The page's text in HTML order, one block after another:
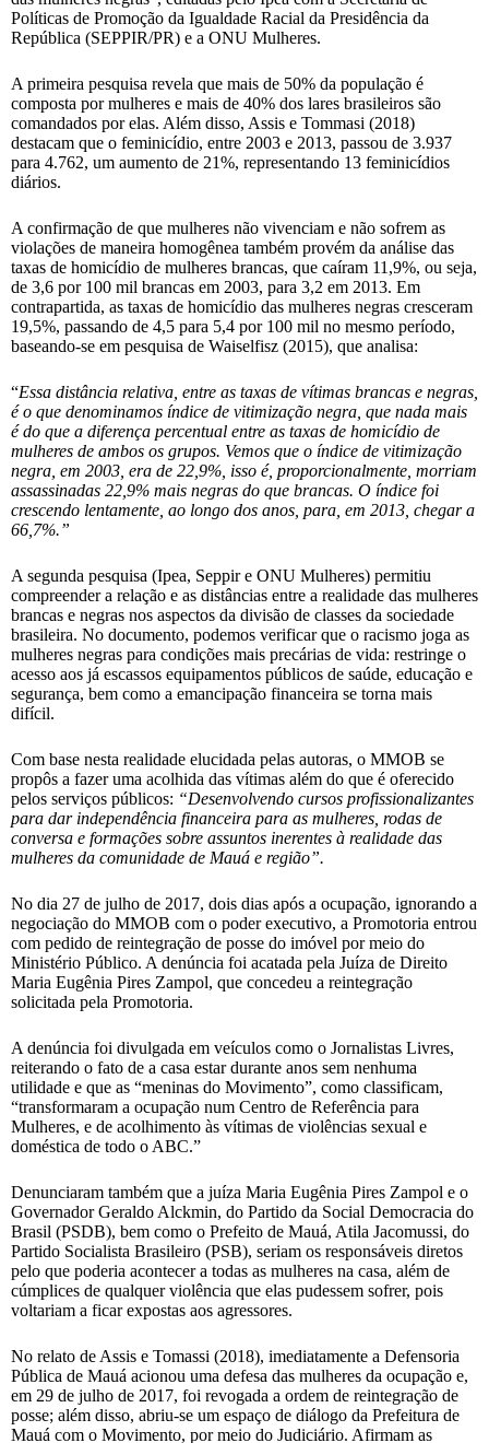
Políticas de Promoção da Igualdade Racial da Presidência da
República (SEPPIR/PR) e a ONU Mulheres.
A primeira pesquisa revela que mais de 50% da população é
composta por mulheres e mais de 40% dos lares brasileiros são
comandados por elas. Além disso, Assis e Tommasi (2018)
destacam que o feminicídio, entre 2003 e 2013, passou de 3.937
para 4.762, um aumento de 21%, representando 13 feminicídios
diários.
A confirmação de que mulheres não vivenciam e não sofrem as
violações de maneira homogênea também provém da análise das
taxas de homicídio de mulheres brancas, que caíram 11,9%, ou seja,
de 3,6 por 100 mil brancas em 2003, para 3,2 em 2013. Em
contrapartida, as taxas de homicídio das mulheres negras cresceram
19,5%, passando de 4,5 para 5,4 por 100 mil no mesmo período,
baseando-se em pesquisa de Waiselfisz (2015), que analisa:
“Essa distância relativa, entre as taxas de vítimas brancas e negras,
é o que denominamos índice de vitimização negra, que nada mais
é do que a diferença percentual entre as taxas de homicídio de
mulheres de ambos os grupos. Vemos que o índice de vitimização
negra, em 2003, era de 22,9%, isso é, proporcionalmente, morriam
assassinadas 22,9% mais negras do que brancas. O índice foi
crescendo lentamente, ao longo dos anos, para, em 2013, chegar a
66,7%.”
A segunda pesquisa (Ipea, Seppir e ONU Mulheres) permitiu
compreender a relação e as distâncias entre a realidade das mulheres
brancas e negras nos aspectos da divisão de classes da sociedade
brasileira. No documento, podemos verificar que o racismo joga as
mulheres negras para condições mais precárias de vida: restringe o
acesso aos já escassos equipamentos públicos de saúde, educação e
segurança, bem como a emancipação financeira se torna mais
difícil.
Com base nesta realidade elucidada pelas autoras, o MMOB se
propôs a fazer uma acolhida das vítimas além do que é oferecido
pelos serviços públicos: “Desenvolvendo cursos profissionalizantes
para dar independência financeira para as mulheres, rodas de
conversa e formações sobre assuntos inerentes à realidade das
mulheres da comunidade de Mauá e região”.
No dia 27 de julho de 2017, dois dias após a ocupação, ignorando a
negociação do MMOB com o poder executivo, a Promotoria entrou
com pedido de reintegração de posse do imóvel por meio do
Ministério Público. A denúncia foi acatada pela Juíza de Direito
Maria Eugênia Pires Zampol, que concedeu a reintegração
solicitada pela Promotoria.
A denúncia foi divulgada em veículos como o Jornalistas Livres,
reiterando o fato de a casa estar durante anos sem nenhuma
utilidade e que as “meninas do Movimento”, como classificam,
“transformaram a ocupação num Centro de Referência para
Mulheres, e de acolhimento às vítimas de violências sexual e
doméstica de todo o ABC.”
Denunciaram também que a juíza Maria Eugênia Pires Zampol e o
Governador Geraldo Alckmin, do Partido da Social Democracia do
Brasil (PSDB), bem como o Prefeito de Mauá, Atila Jacomussi, do
Partido Socialista Brasileiro (PSB), seriam os responsáveis diretos
pelo que poderia acontecer a todas as mulheres na casa, além de
cúmplices de qualquer violência que elas pudessem sofrer, pois
voltariam a ficar expostas aos agressores.
No relato de Assis e Tomassi (2018), imediatamente a Defensoria
Pública de Mauá acionou uma defesa das mulheres da ocupação e,
em 29 de julho de 2017, foi revogada a ordem de reintegração de
posse; além disso, abriu-se um espaço de diálogo da Prefeitura de
Mauá com o Movimento, por meio do Judiciário. Afirmam as